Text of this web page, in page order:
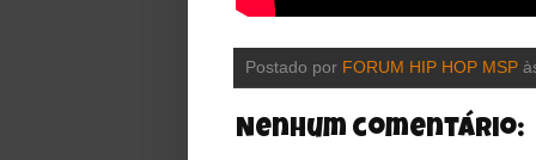
Postado por FORUM HIP HOP MSP
Nenhum comentário: